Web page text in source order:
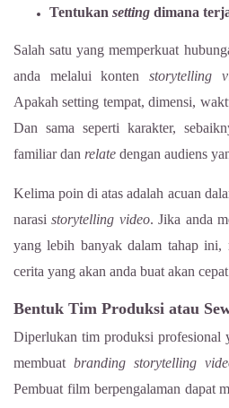
Tentukan setting dimana
Salah satu yang memperkuat
anda melalui kontenstorytelling
Apakah setting tempat, dimensi,
Dan sama seperti karakter,
familiar dan relate dengan audiens
Kelima poin di atas adalah acuan
narasistorytelling video. Jika anda
yang lebih banyak dalam tahap
cerita yang akan anda buat akan
Bentuk Tim Produksi atau
Diperlukan tim produksi profesional
membuat branding storytelling
Pembuat film berpengalaman dapat